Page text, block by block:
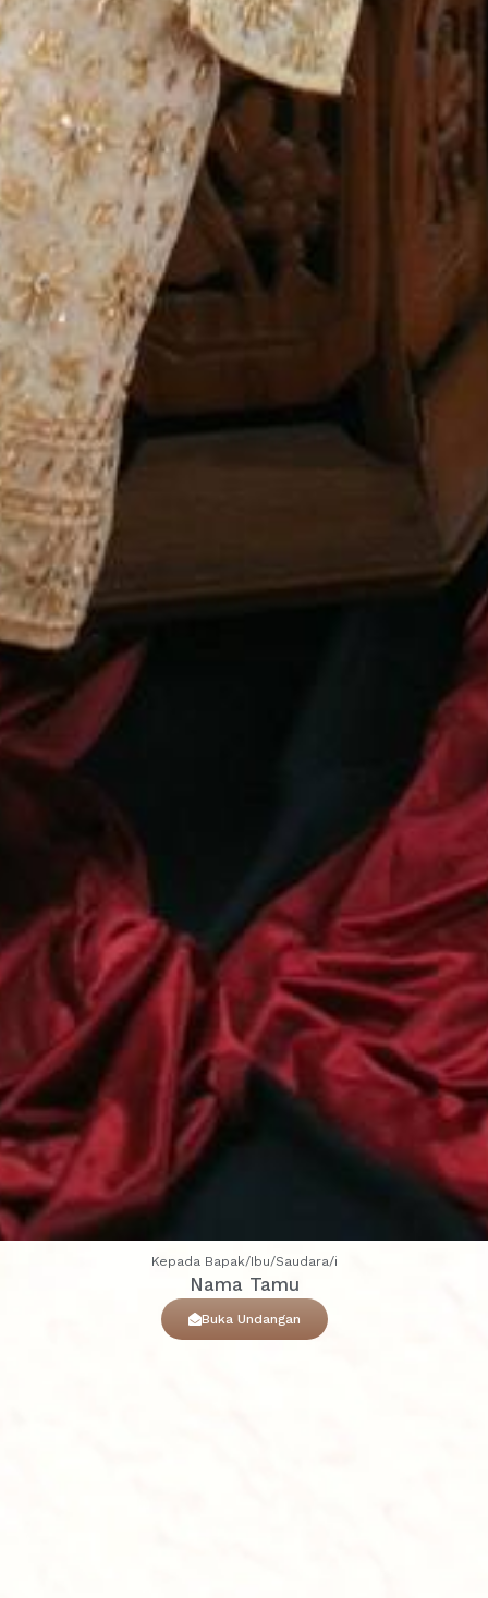
Kepada Bapak/Ibu/Saudara/i
Nama Tamu
Buka Undangan